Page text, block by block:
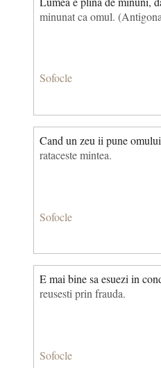
minunat ca omul.
Sofocle
Cand un zeu ii pune
rataceste mintea.
Sofocle
E mai bine sa esuezi in
reusesti prin frauda.
Sofocle